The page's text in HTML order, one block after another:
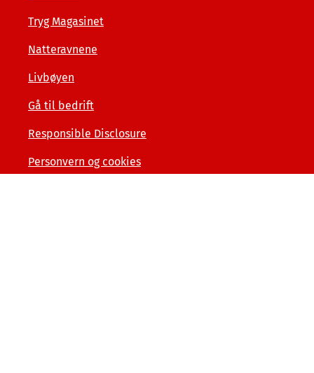
Tryg Magasinet
Natteravnene
Livbøyen
Gå til bedrift
Responsible Disclosure
Personvern og cookies